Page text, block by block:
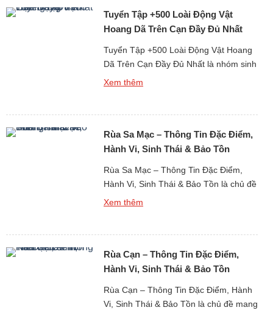
Tuyển Tập +500 Loài Động Vật
Hoang Dã Trên Cạn Đầy Đủ Nhất
Tuyển Tập +500 Loài Động Vật Hoang
Dã Trên Cạn Đầy Đủ Nhất là nhóm sinh
vật đóng vai trò trung tâm trong việc
trường tự nhiên như rừng […]
Xem thêm
Rùa Sa Mạc – Thông Tin Đặc Điểm,
Hành Vi, Sinh Thái & Bảo Tồn
Rùa Sa Mạc – Thông Tin Đặc Điểm,
Hành Vi, Sinh Thái & Bảo Tồn là chủ đề
có ý nghĩa quan trọng trong nghiên cứu
trong số ít loài bò […]
Xem thêm
Rùa Cạn – Thông Tin Đặc Điểm,
Hành Vi, Sinh Thái & Bảo Tồn
Rùa Cạn – Thông Tin Đặc Điểm, Hành
Vi, Sinh Thái & Bảo Tồn là chủ đề mang